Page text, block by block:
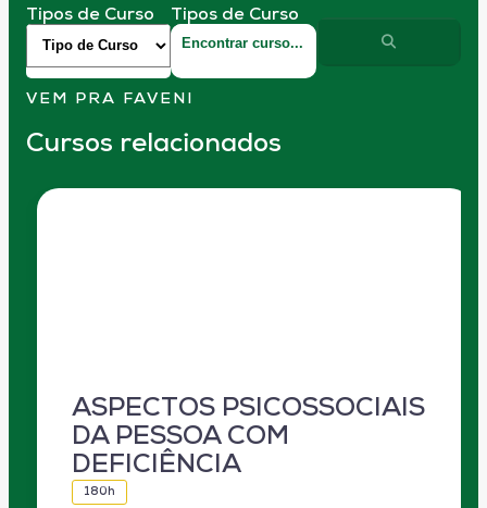
Tipos de Curso Tipos de Curso
VEM PRA FAVENI
Cursos relacionados
ASPECTOS PSICOSSOCIAIS
DA PESSOA COM
DEFICIÊNCIA
180h